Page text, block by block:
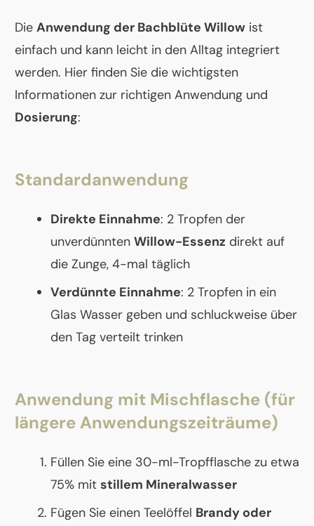
Die Anwendung der Bachblüte Willow ist
einfach und kann leicht in den Alltag integriert
werden. Hier finden Sie die wichtigsten
Informationen zur richtigen Anwendung und
Dosierung:
Standardanwendung
Direkte Einnahme: 2 Tropfen der
unverdünnten Willow-Essenz direkt auf
die Zunge, 4-mal täglich
Verdünnte Einnahme: 2 Tropfen in ein
Glas Wasser geben und schluckweise über
den Tag verteilt trinken
Anwendung mit Mischflasche (für
längere Anwendungszeiträume)
Füllen Sie eine 30-ml-Tropfflasche zu etwa
75% mit stillem Mineralwasser
Fügen Sie einen Teelöffel Brandy oder